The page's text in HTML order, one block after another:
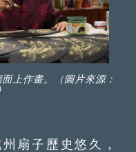
上作畫。（圖片來源：
子歷史悠久，